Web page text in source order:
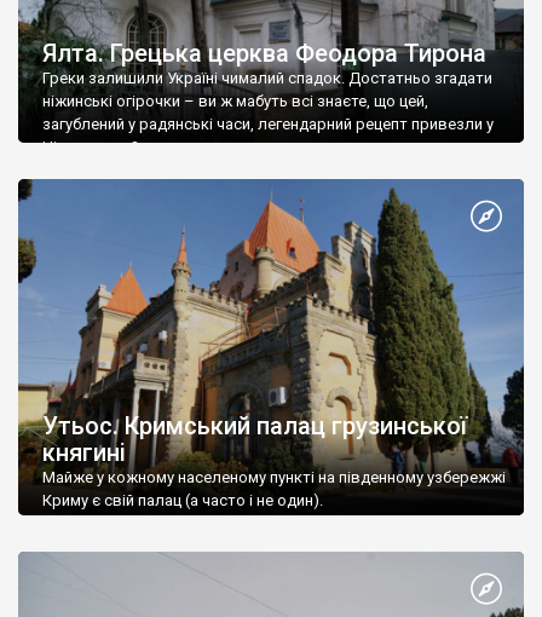
Ялта. Грецька церква Феодора Тирона
Греки залишили Україні чималий спадок. Достатньо згадати
ніжинські огірочки – ви ж мабуть всі знаєте, що цей,
загублений у радянські часи, легендарний рецепт привезли у
Ніжин греки?
Утьос. Кримський палац грузинської
княгині
Майже у кожному населеному пункті на південному узбережжі
Криму є свій палац (а часто і не один).